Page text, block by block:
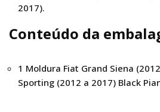
2017).
Conteúdo da
1 Moldura Fiat Grand Siena
Sporting (2012 a 2017) Black